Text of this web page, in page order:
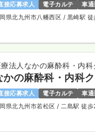
接応募求人 電子カルテ
車
県北九州市八幡西区 / 黒崎駅 徒
療法人なかの麻酔科・内科
かの麻酔科・内科
接応募求人 電子カルテ
車
県北九州市若松区/ 二島駅 徒歩